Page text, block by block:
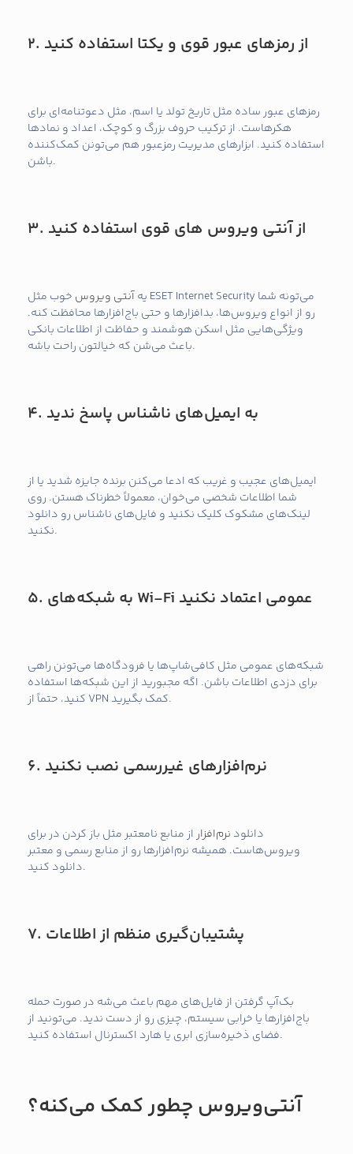
2. از رمزهای عبور قوی و یکتا استفاده کنید
رمزهای عبور ساده مثل تاریخ تولد یا اسم، مثل دعوتنامه‌ای برای
هکرهاست. از ترکیب حروف بزرگ و کوچک، اعداد و نمادها
استفاده کنید. ابزارهای مدیریت رمزعبور هم می‌تونن کمک‌کننده
باشن.
3. از آنتی ویروس های قوی استفاده کنید
یهآنتی ویروس خوب مثل ESET Internet Security می‌تونه شما
رو از انواع ویروس‌ها، بدافزارها و حتی باج‌افزارها محافظت کنه.
ویژگی‌هایی مثل اسکن هوشمند و حفاظت از اطلاعات بانکی
باعث می‌شن که خیالتون راحت باشه.
4. به ایمیل‌های ناشناس پاسخ ندید
ایمیل‌های عجیب و غریب که ادعا می‌کنن برنده جایزه شدید یا از
شما اطلاعات شخصی می‌خوان، معمولاً خطرناک هستن. روی
لینک‌های مشکوک کلیک نکنید و فایل‌های ناشناس رو دانلود
نکنید.
5. به شبکه‌های Wi-Fi عمومی اعتماد نکنید
شبکه‌های عمومی مثل کافی‌شاپ‌ها یا فرودگاه‌ها می‌تونن راهی
برای دزدی اطلاعات باشن. اگه مجبورید از این شبکه‌ها استفاده
کنید، حتماً از VPN کمک بگیرید.
6. نرم‌افزارهای غیررسمی نصب نکنید
دانلود نرم‌افزاراز منابع نامعتبر مثل باز کردن در برای
ویروس‌هاست. همیشه نرم‌افزارها رو از منابع رسمی و معتبر
دانلود کنید.
7. پشتیبان‌گیری منظم از اطلاعات
بک‌آپ گرفتن از فایل‌های مهم باعث می‌شه در صورت حمله
باج‌افزارها یا خرابی سیستم، چیزی رو از دست ندید. می‌تونید از
فضای ذخیره‌سازی ابری یا هارد اکسترنال استفاده کنید.
آنتی‌ویروس چطور کمک می‌کنه؟